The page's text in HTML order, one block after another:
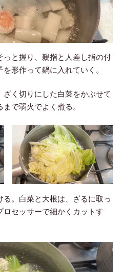
っと握り、親指と人差し指の付
形作って鍋に入れていく。
ざく切りにした白菜をかぶせて
で弱火でよく煮る。
る。白菜と大根は、ざるに取っ
セッサーで細かくカットす